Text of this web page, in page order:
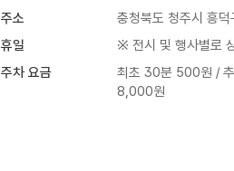
주소
충청북도 청주시 흥
휴일
※ 전시 및 행사별로
주차 요금
최초 30분 500원 /
8,000원